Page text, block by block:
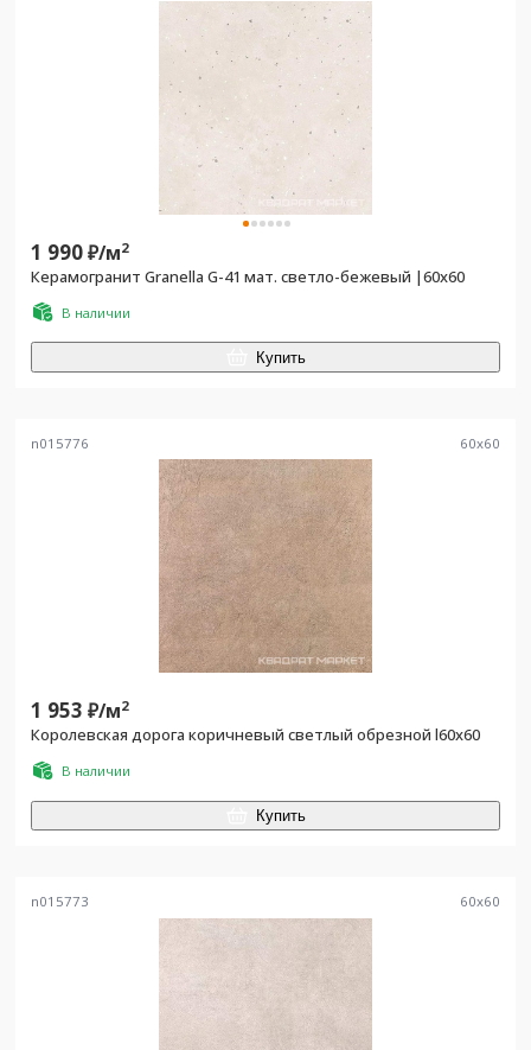
1 990₽/м2
Керамогранит Granella G-41 мат. светло-бежевый |60x60
В наличии
Купить
n015776 60x60
1 953 ₽/м2
Королевская дорога коричневый светлый обрезной l60х60
В наличии
Купить
n015773 60x60